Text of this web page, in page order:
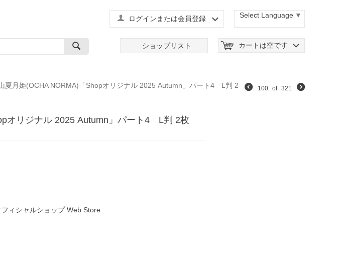
Select Language ▼
ログインまたは会員登録
カートは空です
ショップリスト
夏月姫(OCHA NORMA)「Shopオリジナル 2025 Autumn」パート4 L判 2
100 of 321
オリジナル 2025 Autumn」パート4 L判 2枚
ィシャルショップ Web Store